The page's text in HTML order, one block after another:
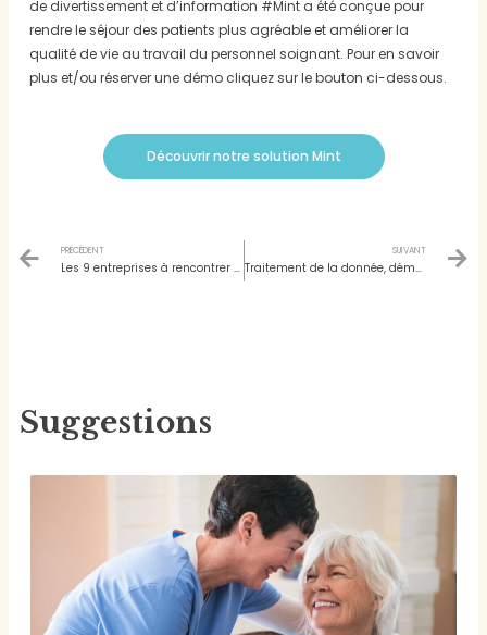
de divertissement et d’information #Mint a été conçue pour
rendre le séjour des patients plus agréable et améliorer la
qualité de vie au travail du personnel soignant. Pour en savoir
plus et/ou réserver une démo cliquez sur le bouton ci-dessous.
Découvrir notre solution Mint
Prev
PRÉCÉDENT
Les 9 entreprises à rencontrer sur l’expérience patient à SantExpo
SUIVANT
Traitement de la donnée, dématérialisation, règlementation, service web… : Quels sont les impacts et les clés de la digitalisation du domaine de la santé ?
Suggestions